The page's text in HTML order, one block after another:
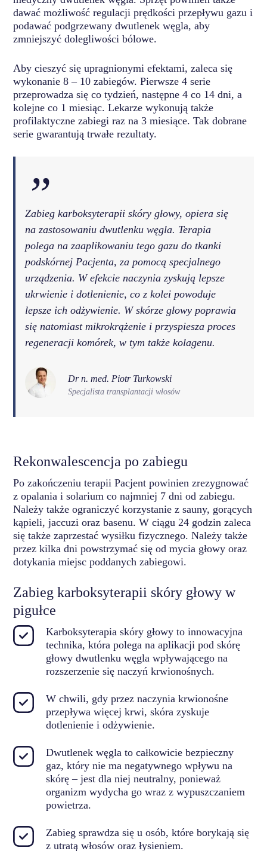
dawać możliwość regulacji prędkości przepływu gazu i
podawać podgrzewany dwutlenek węgla, aby
zmniejszyć dolegliwości bólowe.
Aby cieszyć się upragnionymi efektami, zaleca się
wykonanie 8 – 10 zabiegów. Pierwsze 4 serie
przeprowadza się co tydzień, następne 4 co 14 dni, a
kolejne co 1 miesiąc. Lekarze wykonują także
profilaktyczne zabiegi raz na 3 miesiące. Tak dobrane
serie gwarantują trwałe rezultaty.
”
Zabieg karboksyterapii skóry głowy, opiera się
na zastosowaniu dwutlenku węgla. Terapia
polega na zaaplikowaniu tego gazu do tkanki
podskórnej Pacjenta, za pomocą specjalnego
urządzenia. W efekcie naczynia zyskują lepsze
ukrwienie i dotlenienie, co z kolei powoduje
lepsze ich odżywienie. W skórze głowy poprawia
się natomiast mikrokrążenie i przyspiesza proces
regeneracji komórek, w tym także kolagenu.
Dr n. med. Piotr Turkowski
Specjalista transplantacji włosów
Rekonwalescencja po zabiegu
Po zakończeniu terapii Pacjent powinien zrezygnować
z opalania i solarium co najmniej 7 dni od zabiegu.
Należy także ograniczyć korzystanie z sauny, gorących
kąpieli, jaccuzi oraz basenu. W ciągu 24 godzin zaleca
się także zaprzestać wysiłku fizycznego. Należy także
przez kilka dni powstrzymać się od mycia głowy oraz
dotykania miejsc poddanych zabiegowi.
Zabieg karboksyterapii skóry głowy w
pigułce
Karboksyterapia skóry głowy to innowacyjna
technika, która polega na aplikacji pod skórę
głowy dwutlenku węgla wpływającego na
rozszerzenie się naczyń krwionośnych.
W chwili, gdy przez naczynia krwionośne
przepływa więcej krwi, skóra zyskuje
dotlenienie i odżywienie.
Dwutlenek węgla to całkowicie bezpieczny
gaz, który nie ma negatywnego wpływu na
skórę – jest dla niej neutralny, ponieważ
organizm wydycha go wraz z wypuszczaniem
powietrza.
Zabieg sprawdza się u osób, które borykają się
z utratą włosów oraz łysieniem.